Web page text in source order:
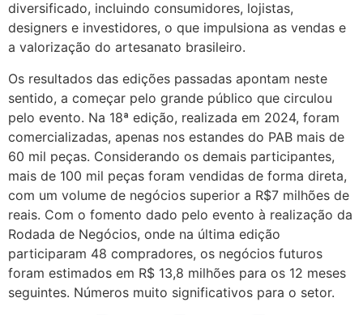
diversificado, incluindo consumidores, lojistas,
designers e investidores, o que impulsiona as vendas e
a valorização do artesanato brasileiro.
Os resultados das edições passadas apontam neste
sentido, a começar pelo grande público que circulou
pelo evento. Na 18ª edição, realizada em 2024, foram
comercializadas, apenas nos estandes do PAB mais de
60 mil peças. Considerando os demais participantes,
mais de 100 mil peças foram vendidas de forma direta,
com um volume de negócios superior a R$7 milhões de
reais. Com o fomento dado pelo evento à realização da
Rodada de Negócios, onde na última edição
participaram 48 compradores, os negócios futuros
foram estimados em R$ 13,8 milhões para os 12 meses
seguintes. Números muito significativos para o setor.